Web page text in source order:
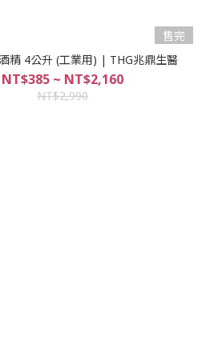
售完
宸鼎 95% 酒精 4公升 (工業用) | THG兆鼎生醫
NT$385 ~ NT$2,160
NT$2,990